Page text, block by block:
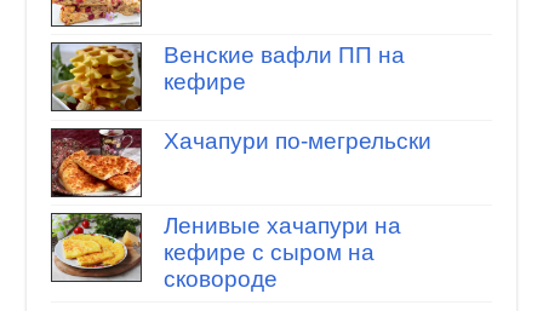
Венские вафли ПП на
кефире
Хачапури по-мегрельски
Ленивые хачапури на
кефире с сыром на
сковороде